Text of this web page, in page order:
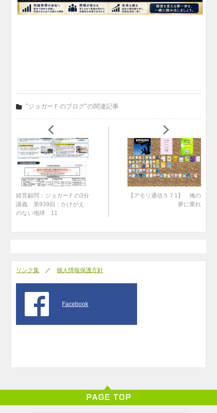
"ジョガーＦのブログ"の関連記事
経営顧問：ジョガーＦの3分
講義 第939回：かけがえ
のない地球 11
【アモリ通信５７1】 俺の
夢に乗れ
リンク集 ／個人情報保護方針
Facebook